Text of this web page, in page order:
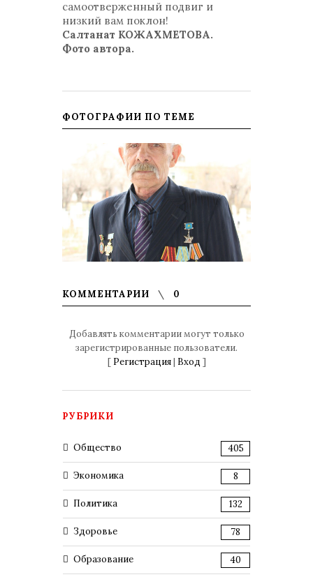
самоотверженный подвиг и
низкий вам поклон!
Салтанат КОЖАХМЕТОВА.
Фото автора.
ФОТОГРАФИИ ПО ТЕМЕ
КОММЕНТАРИИ 0
Добавлять комментарии могут только
зарегистрированные пользователи.
[ Регистрация| Вход ]
РУБРИКИ
Общество 405
Экономика 8
Политика 132
Здоровье 78
Образование 40